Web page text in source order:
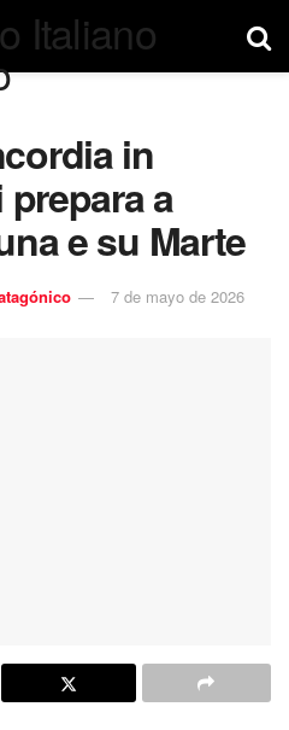
in
a
e su Marte
7 de mayo de 2026